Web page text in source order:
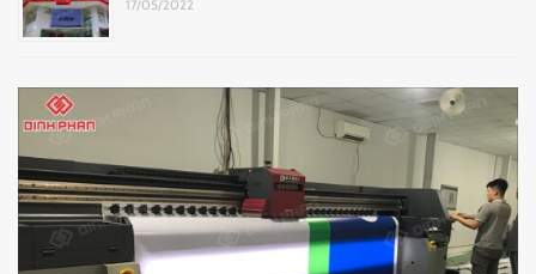
17/05/2022